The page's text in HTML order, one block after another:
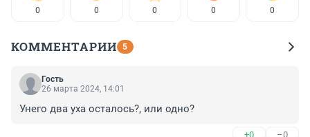
0 0 0 0 0
КОММЕНТАРИИ 5
Гость
26 марта 2024, 14:01
Унего два уха осталось?, или одно?
+0 –0